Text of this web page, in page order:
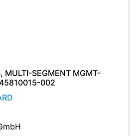
SEGMENT MGMT-
002